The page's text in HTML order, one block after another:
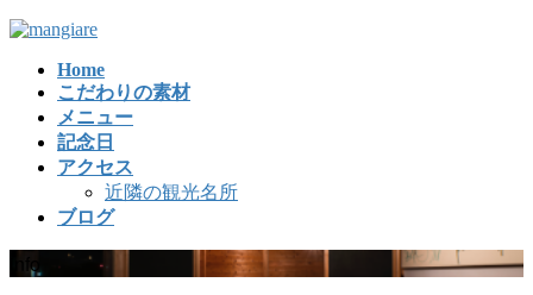
コ
ナ
動
Home
こだわりの素材
メニュー
記念日
アクセス
近隣の観光名所
ブログ
info